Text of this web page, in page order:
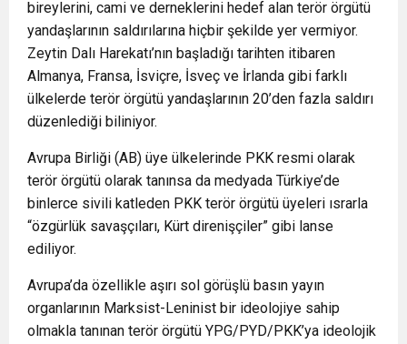
bireylerini, cami ve derneklerini hedef alan terör örgütü
yandaşlarının saldırılarına hiçbir şekilde yer vermiyor.
Zeytin Dalı Harekatı’nın başladığı tarihten itibaren
Almanya, Fransa, İsviçre, İsveç ve İrlanda gibi farklı
ülkelerde terör örgütü yandaşlarının 20’den fazla saldırı
düzenlediği biliniyor.
Avrupa Birliği (AB) üye ülkelerinde PKK resmi olarak
terör örgütü olarak tanınsa da medyada Türkiye’de
binlerce sivili katleden PKK terör örgütü üyeleri ısrarla
“özgürlük savaşçıları, Kürt direnişçiler” gibi lanse
ediliyor.
Avrupa’da özellikle aşırı sol görüşlü basın yayın
organlarının Marksist-Leninist bir ideolojiye sahip
olmakla tanınan terör örgütü YPG/PYD/PKK’ya ideolojik